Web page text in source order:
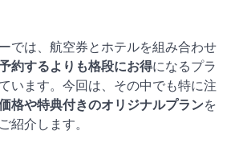
では、航空券とホテルを組み合わせ
約するよりも格段にお得になるプラ
います。今回は、その中でも特に注
格や特典付きのオリジナルプランを
紹介します。